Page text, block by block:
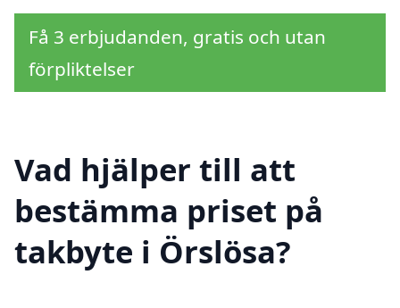
Få 3 erbjudanden, gratis och utan
förpliktelser
Vad hjälper till att
bestämma priset på
takbyte i Örslösa?